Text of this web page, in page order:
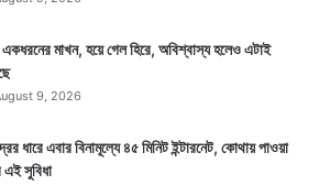
কাটাতে আকাশি, সাদা, হালকা হলুদ,
সর্বাঙ্গীণ অনেক স্বস্তি ও আনন্দ দেবে।
রাখতে পারেন।
মাখন, হয়ে গেল হিরে, অবিশ্বাস্য হলেও এটাই
9, 2026
ধারে এবার বিনামূল্যে ৪৫ মিনিট ইন্টারনেট, কোথায় পাওয়া
এই সুবিধা